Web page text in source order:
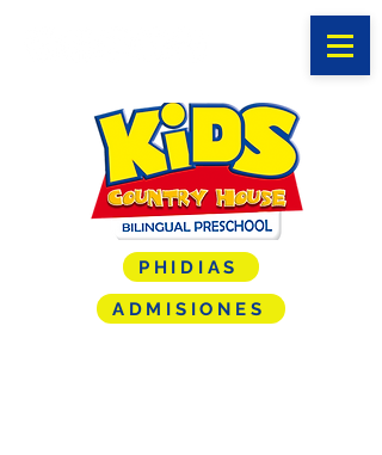
ADMISIONES
PHIDIAS